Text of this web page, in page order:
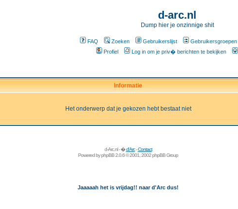
d-arc.nl
Dump hier je onzinnige shit
FAQ Zoeken Gebruikerslijst Gebruikersgroepen
Profiel
Log in om je priv� berichten te bekijken
Informatie
Het onderwerp dat je gekozen hebt bestaat niet
d-Arc.nl - �d'Arc-Contact
Powered byphpBB2.0.6 © 2001, 2002 phpBB Group
Jaaaaah het is vrijdag!! naar d'Arc dus!